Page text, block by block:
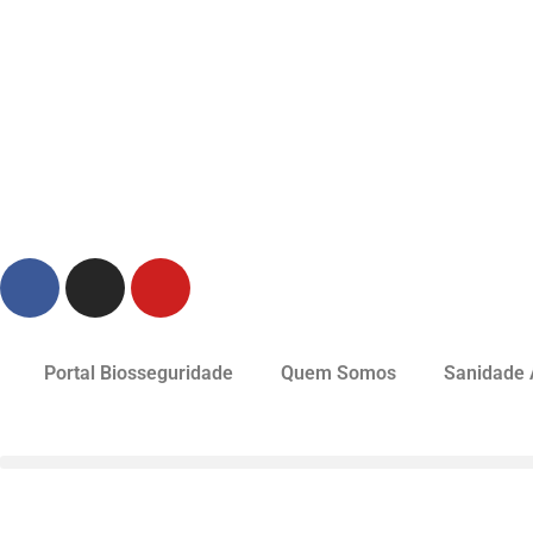
Portal Biosseguridade Quem Somos Sanidade